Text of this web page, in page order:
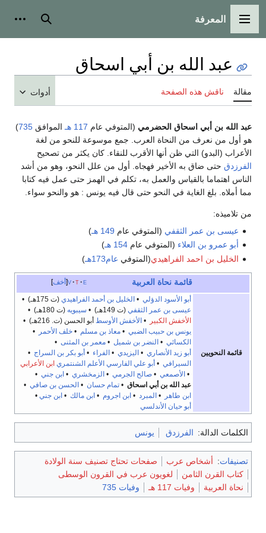
القائمة الرئيسية
المعرفة بحث
عبد الله بن أبي اسحاق
مقالة ناقش هذه الصفحة أدوات
عبد الله بن أبي اسحاق الحضرمي (المتوفي عام 117 هـ الموافق 735
)
هو أول من نعرف من النحاة العرب. جمع موسوعة للنحو من لغة
الأعراب (البدو) التي ظن أنها الأقرب للنقاء. كان يكثر من تصحيح
الفرزدق حتى ضاق به الأخير فهجاه. أول من علل النحو، وهو من أشد
الناس اهتماما بالقياس والعمل به، تكلم في الهمز حتى عمل فيه كتابا
مما أملاه. بلغ الغاية في النحو حتى قال فيه يونس : هو والنحو سواء.
من تلاميذه:
عيسى بن عمر الثقفي (المتوفي عام 149 هـ
)
أبو عمرو بن العلاء (المتوفي عام154 هـ
)
الخليل بن احمد الفراهيدي(المتوفي عام173هـ )
أخف v t e قائمة نحاة العربية
قائمة النحويين
أبو الأسود الدؤلي • الخليل بن أحمد الفراهيدي (ت 175هـ) •
عيسى بن عمر الثقفي (ت 149هـ) • سيبويه (ت 180هـ) •
الأخفش الكبير
• الأخفش الأوسط أبو الحسن (ت. 216هـ) •
يونس بن حبيب الضبي •معاذ بن مسلم •خلف الأحمر
•
الكسائي • النضر بن شميل •معمر بن المثنى •
أبو زيد الأنصاري • اليزيدي • الفراء • أبو بكر بن السراج •
السيرافي • أبو علي الفارسي الأعلم الشنتمري ابن الأعرابي
• الأصمعي •صالح الجرمي • الزمخشري • ابن جني •
عبد الله بن أبي اسحاق •تمام حسان • الحسن بن صافي •
ابن طاهر
• المبرد • ابن اجروم • ابن مالك • ابن جني •
أبو حيان الأندلسي
الكلمات الدالة: الفرزدق يونس
تصنيفات: أشخاص عرب
صفحات تحتاج تصنيف سنة الولادة
كتاب القرن الثامن
لغويون عرب في القرون الوسطى
نحاة العربية
وفيات 117 هـ وفيات 735